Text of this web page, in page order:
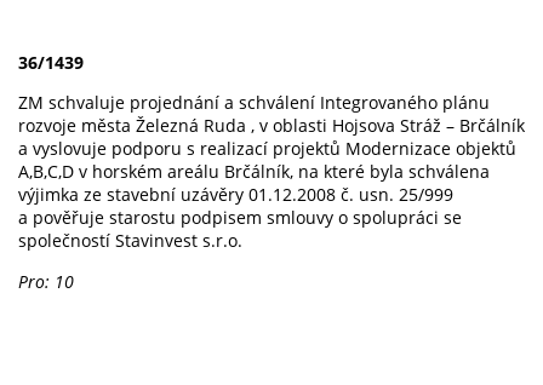
36/1439
ZM schvaluje projednání a schválení Integrovaného plánu
rozvoje města Železná Ruda , v oblasti Hojsova Stráž – Brčálník
a vyslovuje podporu s realizací projektů Modernizace objektů
A,B,C,D v horském areálu Brčálník, na které byla schválena
výjimka ze stavební uzávěry 01.12.2008 č. usn. 25/999
a pověřuje starostu podpisem smlouvy o spolupráci se
společností Stavinvest s.r.o.
Pro: 10